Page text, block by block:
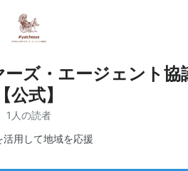
ズ・エージェント協
【公式】
1人の読者
活用して地域を応援